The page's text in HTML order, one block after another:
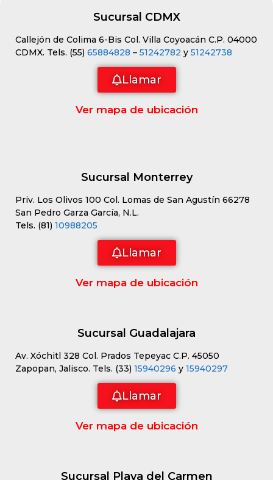
Sucursal CDMX
Callejón de Colima 6-Bis Col. Villa Coyoacán C.P. 04000
CDMX. Tels. (55) 65884828 – 51242782 y 51242738
Llamar
Ver mapa de ubicación
Sucursal Monterrey
Priv. Los Olivos 100 Col. Lomas de San Agustín 66278
San Pedro Garza García, N.L.
Tels. (81) 10988205
Llamar
Ver mapa de ubicación
Sucursal Guadalajara
Av. Xóchitl 328 Col. Prados Tepeyac C.P. 45050
Zapopan, Jalisco. Tels. (33) 15940296 y 15940297
Llamar
Ver mapa de ubicación
Sucursal Playa del Carmen